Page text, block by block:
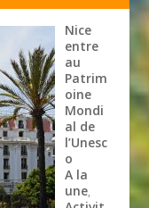
Nice
entre
au
Patrim
oine
Mondi
al de
l’Unesc
o
A la
une,